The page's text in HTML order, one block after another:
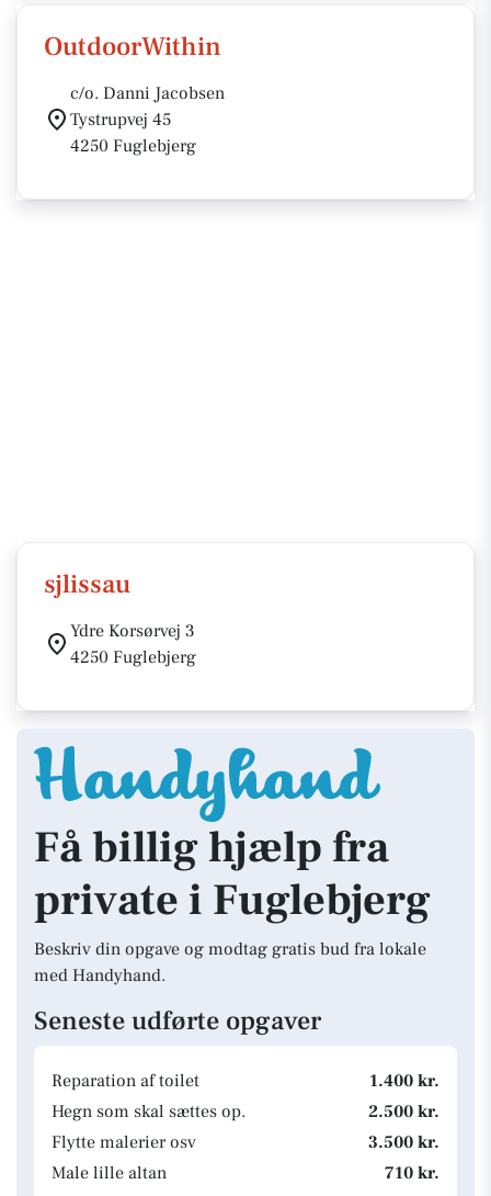
OutdoorWithin
c/o. Danni Jacobsen
Tystrupvej 45
4250 Fuglebjerg
sjlissau
Ydre Korsørvej 3
4250 Fuglebjerg
Få billig hjælp fra
private i Fuglebjerg
Beskriv din opgave og modtag gratis bud fra lokale
med Handyhand.
Seneste udførte opgaver
Reparation af toilet
1.400 kr.
Hegn som skal sættes op.
2.500 kr.
Flytte malerier osv
3.500 kr.
Male lille altan
710 kr.